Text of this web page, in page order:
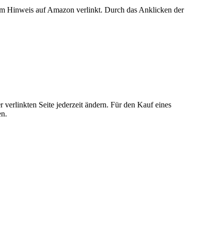
Hinweis auf Amazon verlinkt. Durch das Anklicken der
verlinkten Seite jederzeit ändern. Für den Kauf eines